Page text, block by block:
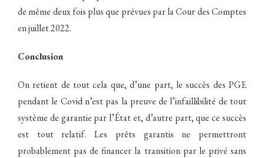
de même deux fois plus que prévues par la Cour des Comptes
en juillet 2022.
Conclusion
On retient de tout cela que, d’une part, le succès des PGE
pendant le Covid n’est pas la preuve de l’infaillibilité de tout
système de garantie par l’État et, d’autre part, que ce succès
est tout relatif. Les prêts garantis ne permettront
probablement pas de financer la transition par le privé sans